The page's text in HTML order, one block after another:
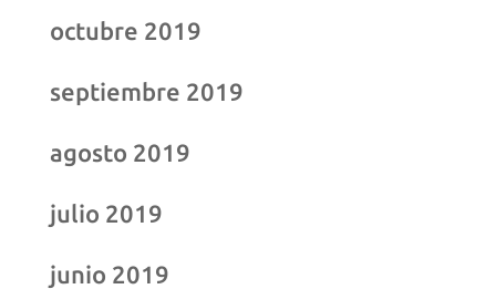
octubre 2019
septiembre 2019
agosto 2019
julio 2019
junio 2019